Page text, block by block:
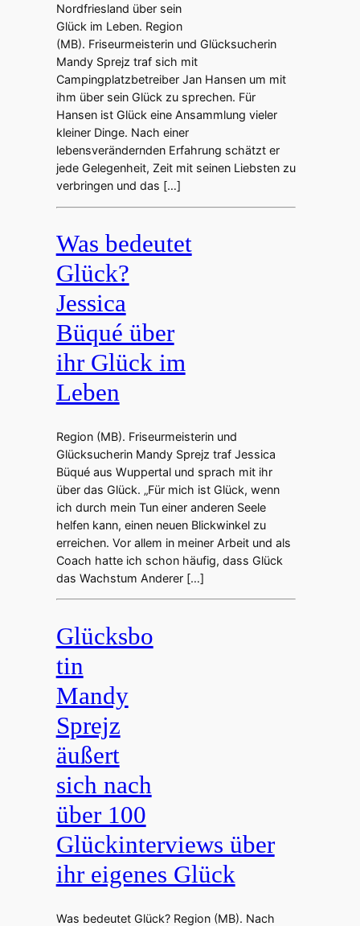
Nordfriesland über sein
Glück im Leben. Region
(MB). Friseurmeisterin und Glücksucherin
Mandy Sprejz traf sich mit
Campingplatzbetreiber Jan Hansen um mit
ihm über sein Glück zu sprechen. Für
Hansen ist Glück eine Ansammlung vieler
kleiner Dinge. Nach einer
lebensverändernden Erfahrung schätzt er
jede Gelegenheit, Zeit mit seinen Liebsten zu
verbringen und das […]
Was bedeutet
Glück?
Jessica
Büqué über
ihr Glück im
Leben
Region (MB). Friseurmeisterin und
Glücksucherin Mandy Sprejz traf Jessica
Büqué aus Wuppertal und sprach mit ihr
über das Glück. „Für mich ist Glück, wenn
ich durch mein Tun einer anderen Seele
helfen kann, einen neuen Blickwinkel zu
erreichen. Vor allem in meiner Arbeit und als
Coach hatte ich schon häufig, dass Glück
das Wachstum Anderer […]
Glücksbo
tin
Mandy
Sprejz
äußert
sich nach
über 100
Glückinterviews über
ihr eigenes Glück
Was bedeutet Glück? Region (MB). Nach